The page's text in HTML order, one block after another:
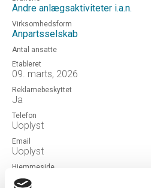
Andre anlægsaktiviteter i.a.n.
Virksomhedsform
Anpartsselskab
Antal ansatte
Etableret
09. marts, 2026
Reklamebeskyttet
Ja
Telefon
Uoplyst
Email
Uoplyst
Hjemmeside
Njorkian Ventures ApS